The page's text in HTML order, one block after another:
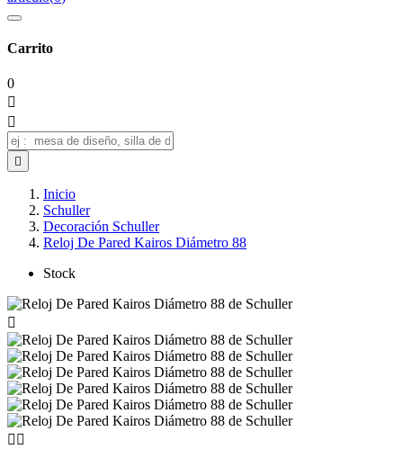
Carrito
0



Inicio
Schuller
Decoración Schuller
Reloj De Pared Kairos Diámetro 88
Stock

 